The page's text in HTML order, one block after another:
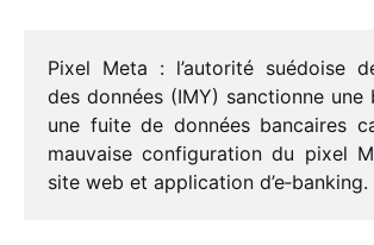
Pixel Meta : l’autorité suédoise
des données (IMY) sanc­tionne une
une fuite de données bancaires
mauvaise confi­gu­ra­tion du pixel
site web et appli­ca­tion d’e‑banking.